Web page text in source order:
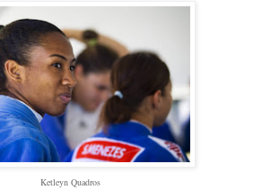
Ketleyn Quadros